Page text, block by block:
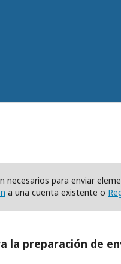
necesarios para enviar
a una cuenta existente o
la preparación de